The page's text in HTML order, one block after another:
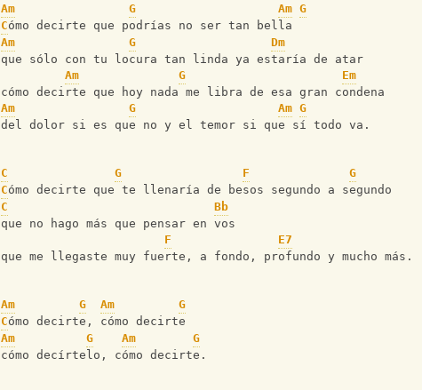
Am G Am G
Cómo decirte que podrías no ser tan bella
Am
G
Dm
que sólo con tu locura tan linda ya estaría de atar
Am
G
Em
cómo decirte que hoy nada me libra de esa gran condena
Am
G Am G
del dolor si es que no y el temor si que sí todo va.
C G F
G
Cómo decirte que te llenaría de besos segundo a segundo
C
Bb
que no hago más que pensar en vos
F
E7
que me llegaste muy fuerte, a fondo, profundo y mucho más.
Am G Am
G
Cómo decirte, cómo decirte
Am
G Am
G
cómo decírtelo, cómo decirte.